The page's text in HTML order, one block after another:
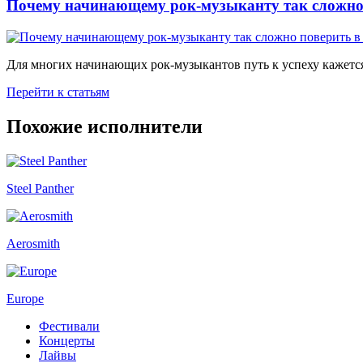
Почему начинающему рок-музыканту так сложно
Для многих начинающих рок-музыкантов путь к успеху
Перейти к статьям
Похожие исполнители
Steel Panther
Aerosmith
Europe
Фестивали
Концерты
Лайвы